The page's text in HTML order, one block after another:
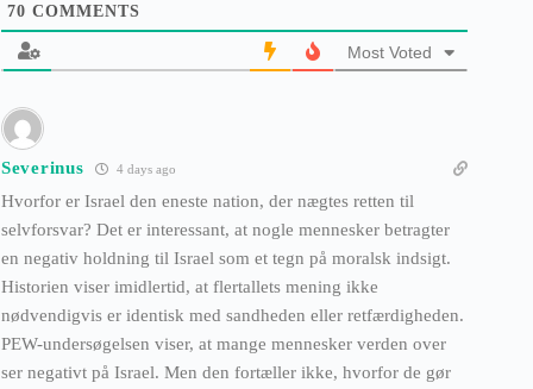
70 COMMENTS
Most Voted
Severinus 4 days ago
Hvorfor er Israel den eneste nation, der nægtes retten til
selvforsvar? Det er interessant, at nogle mennesker betragter
en negativ holdning til Israel som et tegn på moralsk indsigt.
Historien viser imidlertid, at flertallets mening ikke
nødvendigvis er identisk med sandheden eller retfærdigheden.
PEW-undersøgelsen viser, at mange mennesker verden over
ser negativt på Israel. Men den fortæller ikke, hvorfor de gør